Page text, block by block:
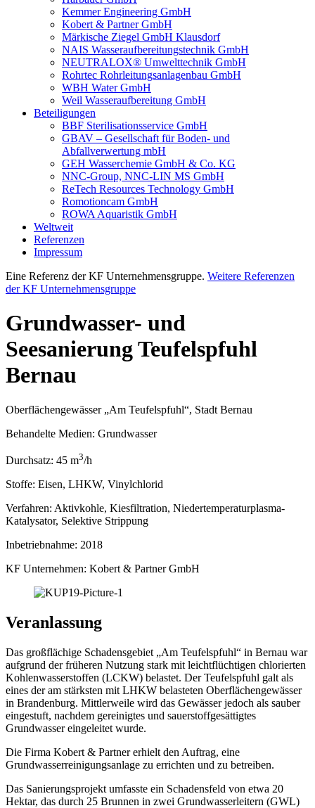
Kemmer Engineering GmbH
Kobert & Partner GmbH
Märkische Ziegel GmbH Klausdorf
NAIS Wasseraufbereitungstechnik GmbH
NEUTRALOX® Umwelttechnik GmbH
Rohrtec Rohrleitungsanlagenbau GmbH
WBH Water GmbH
Weil Wasseraufbereitung GmbH
Beteiligungen
BBF Sterilisationsservice GmbH
GBAV – Gesellschaft für Boden- und
Abfallverwertung mbH
GEH Wasserchemie GmbH & Co. KG
NNC-Group, NNC-LIN MS GmbH
ReTech Resources Technology GmbH
Romotioncam GmbH
ROWA Aquaristik GmbH
Weltweit
Referenzen
Impressum
Eine Referenz der KF Unternehmensgruppe. Weitere Referenzen
der KF Unternehmensgruppe
Grundwasser- und
Seesanierung Teufelspfuhl
Bernau
Oberflächengewässer „Am Teufelspfuhl“, Stadt Bernau
Behandelte Medien: Grundwasser
Durchsatz: 45 m3/h
Stoffe: Eisen, LHKW, Vinylchlorid
Verfahren: Aktivkohle, Kiesfiltration, Niedertemperaturplasma-
Katalysator, Selektive Strippung
Inbetriebnahme: 2018
KF Unternehmen: Kobert & Partner GmbH
Veranlassung
Das großflächige Schadensgebiet „Am Teufelspfuhl“ in Bernau war
aufgrund der früheren Nutzung stark mit leichtflüchtigen chlorierten
Kohlenwasserstoffen (LCKW) belastet. Der Teufelspfuhl galt als
eines der am stärksten mit LHKW belasteten Oberflächengewässer
in Brandenburg. Mittlerweile wird das Gewässer jedoch als sauber
eingestuft, nachdem gereinigtes und sauerstoffgesättigtes
Grundwasser eingeleitet wurde.
Die Firma Kobert & Partner erhielt den Auftrag, eine
Grundwasserreinigungsanlage zu errichten und zu betreiben.
Das Sanierungsprojekt umfasste ein Schadensfeld von etwa 20
Hektar, das durch 25 Brunnen in zwei Grundwasserleitern (GWL)